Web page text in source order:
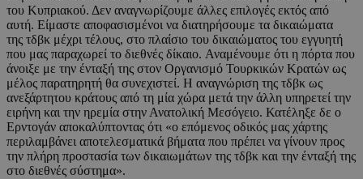
του Κυπριακού. Δεν αναγνωρίζουμε άλλες επιλογές εκτός από
αυτή. Είμαστε αποφασισμένοι να διατηρήσουμε τα δικαιώματα
της τδβκ μέχρι τέλους, στο πλαίσιο του δικαιώματος του εγγυητή
που μας παραχωρεί το διεθνές δίκαιο. Αναμένουμε ότι η πόρτα που
άνοιξε με την ένταξή της στον Οργανισμό Τουρκικών Κρατών ως
μέλος παρατηρητή θα συνεχιστεί. Η αναγνώριση της τδβκ ως
ανεξάρτητου κράτους από τη μία χώρα μετά την άλλη υπηρετεί την
ειρήνη και την ηρεμία στην Ανατολική Μεσόγειο. Κατέληξε δε ο
Ερντογάν αποκαλύπτοντας ότι «ο επόμενος οδικός μας χάρτης
περιλαμβάνει αποτελεσματικά βήματα που πρέπει να γίνουν προς
την πλήρη προστασία των δικαιωμάτων της τδβκ και την ένταξή της
στο διεθνές σύστημα».